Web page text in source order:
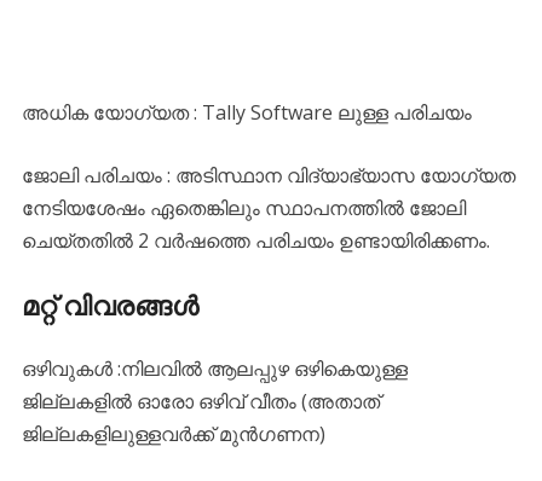
അധിക യോഗ്യത : Tally Software ലുള്ള പരിചയം
ജോലി പരിചയം : അടിസ്ഥാന വിദ്യാഭ്യാസ യോഗ്യത
നേടിയശേഷം ഏതെങ്കിലും സ്ഥാപനത്തില്‍ ജോലി
ചെയ്തതില്‍ 2 വര്‍ഷത്തെ പരിചയം ഉണ്ടായിരിക്കണം.
മറ്റ് വിവരങ്ങൾ
ഒഴിവുകൾ :നിലവില്‍ ആലപ്പുഴ ഒഴികെയുള്ള
ജില്ലകളില്‍ ഓരോ ഒഴിവ്‌ വീതം (അതാത്‌
ജില്ലകളിലുള്ളവര്‍ക്ക്‌ മുന്‍ഗണന)